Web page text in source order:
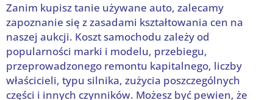
Zanim kupisz tanie używane auto, zalecamy
zapoznanie się z zasadami kształtowania cen na
naszej aukcji. Koszt samochodu zależy od
popularności marki i modelu, przebiegu,
przeprowadzonego remontu kapitalnego, liczby
właścicieli, typu silnika, zużycia poszczególnych
części i innych czynników. Możesz być pewien, że